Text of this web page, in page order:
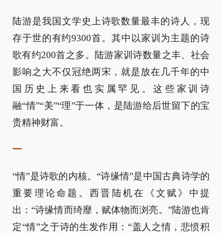
陆游是我国文学史上诗歌数量最丰的诗人，现
存于世的有约9300首。其中以家训为主题的诗
歌有约200首之多。陆游家训诗数量之丰、社会
影响之大不仅冠绝两宋，就是放在几千年的中
国历史上来看也实属罕见。这些家训诗
融“情”“美”“理”于一体，是陆游给后世留下的宝
贵精神财富。
一
“情”是诗歌的内核。“诗缘情”是中国古典诗学的
重要理论命题。西晋陆机在《文赋》中提
出：“诗缘情而绮靡，赋体物而浏亮。”陆游也肯
定“情”之于诗的生发作用：“盖人之情，悲愤积